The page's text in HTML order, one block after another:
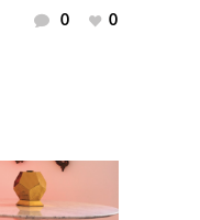
0
0